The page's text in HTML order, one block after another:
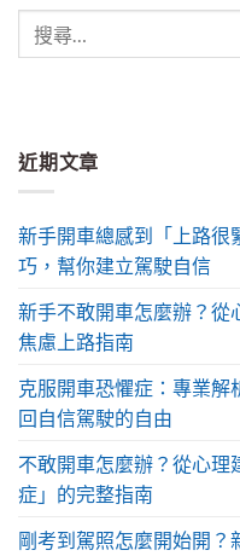
近期文章
新手開車總感到「上路很
巧，幫你建立駕駛自信
新手不敢開車怎麼辦？從
焦慮上路指南
克服開車恐懼症：專業解
回自信駕駛的自由
不敢開車怎麼辦？從心理
症」的完整指南
剛考到駕照怎麼開始開？